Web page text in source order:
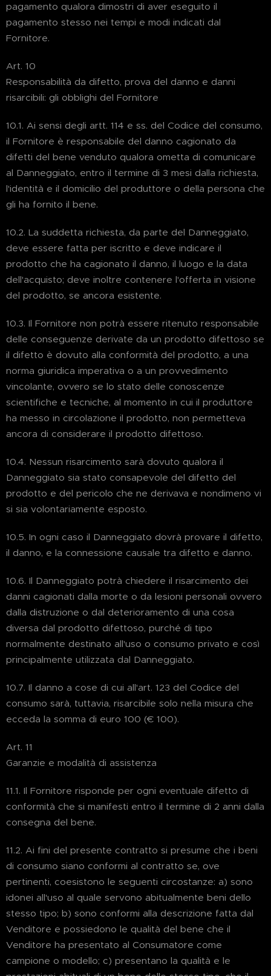
pagamento qualora dimostri di aver eseguito il
pagamento stesso nei tempi e modi indicati dal
Fornitore.
Art. 10
Responsabilità da difetto, prova del danno e danni
risarcibili: gli obblighi del Fornitore
10.1. Ai sensi degli artt. 114 e ss. del Codice del consumo,
il Fornitore è responsabile del danno cagionato da
difetti del bene venduto qualora ometta di comunicare
al Danneggiato, entro il termine di 3 mesi dalla richiesta,
l'identità e il domicilio del produttore o della persona che
gli ha fornito il bene.
10.2. La suddetta richiesta, da parte del Danneggiato,
deve essere fatta per iscritto e deve indicare il
prodotto che ha cagionato il danno, il luogo e la data
dell'acquisto; deve inoltre contenere l'offerta in visione
del prodotto, se ancora esistente.
10.3. Il Fornitore non potrà essere ritenuto responsabile
delle conseguenze derivate da un prodotto difettoso se
il difetto è dovuto alla conformità del prodotto, a una
norma giuridica imperativa o a un provvedimento
vincolante, ovvero se lo stato delle conoscenze
scientifiche e tecniche, al momento in cui il produttore
ha messo in circolazione il prodotto, non permetteva
ancora di considerare il prodotto difettoso.
10.4. Nessun risarcimento sarà dovuto qualora il
Danneggiato sia stato consapevole del difetto del
prodotto e del pericolo che ne derivava e nondimeno vi
si sia volontariamente esposto.
10.5. In ogni caso il Danneggiato dovrà provare il difetto,
il danno, e la connessione causale tra difetto e danno.
10.6. Il Danneggiato potrà chiedere il risarcimento dei
danni cagionati dalla morte o da lesioni personali ovvero
dalla distruzione o dal deterioramento di una cosa
diversa dal prodotto difettoso, purché di tipo
normalmente destinato all'uso o consumo privato e così
principalmente utilizzata dal Danneggiato.
10.7. Il danno a cose di cui all'art. 123 del Codice del
consumo sarà, tuttavia, risarcibile solo nella misura che
ecceda la somma di euro 100 (€ 100).
Art. 11
Garanzie e modalità di assistenza
11.1. Il Fornitore risponde per ogni eventuale difetto di
conformità che si manifesti entro il termine di 2 anni dalla
consegna del bene.
11.2. Ai fini del presente contratto si presume che i beni
di consumo siano conformi al contratto se, ove
pertinenti, coesistono le seguenti circostanze: a) sono
idonei all'uso al quale servono abitualmente beni dello
stesso tipo; b) sono conformi alla descrizione fatta dal
Venditore e possiedono le qualità del bene che il
Venditore ha presentato al Consumatore come
campione o modello; c) presentano la qualità e le